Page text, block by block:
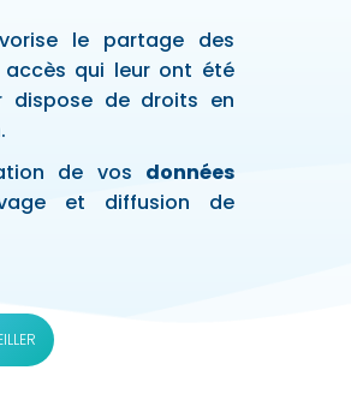
le partage des
qui leur ont été
dispose de droits en
de vos données
et diffusion de